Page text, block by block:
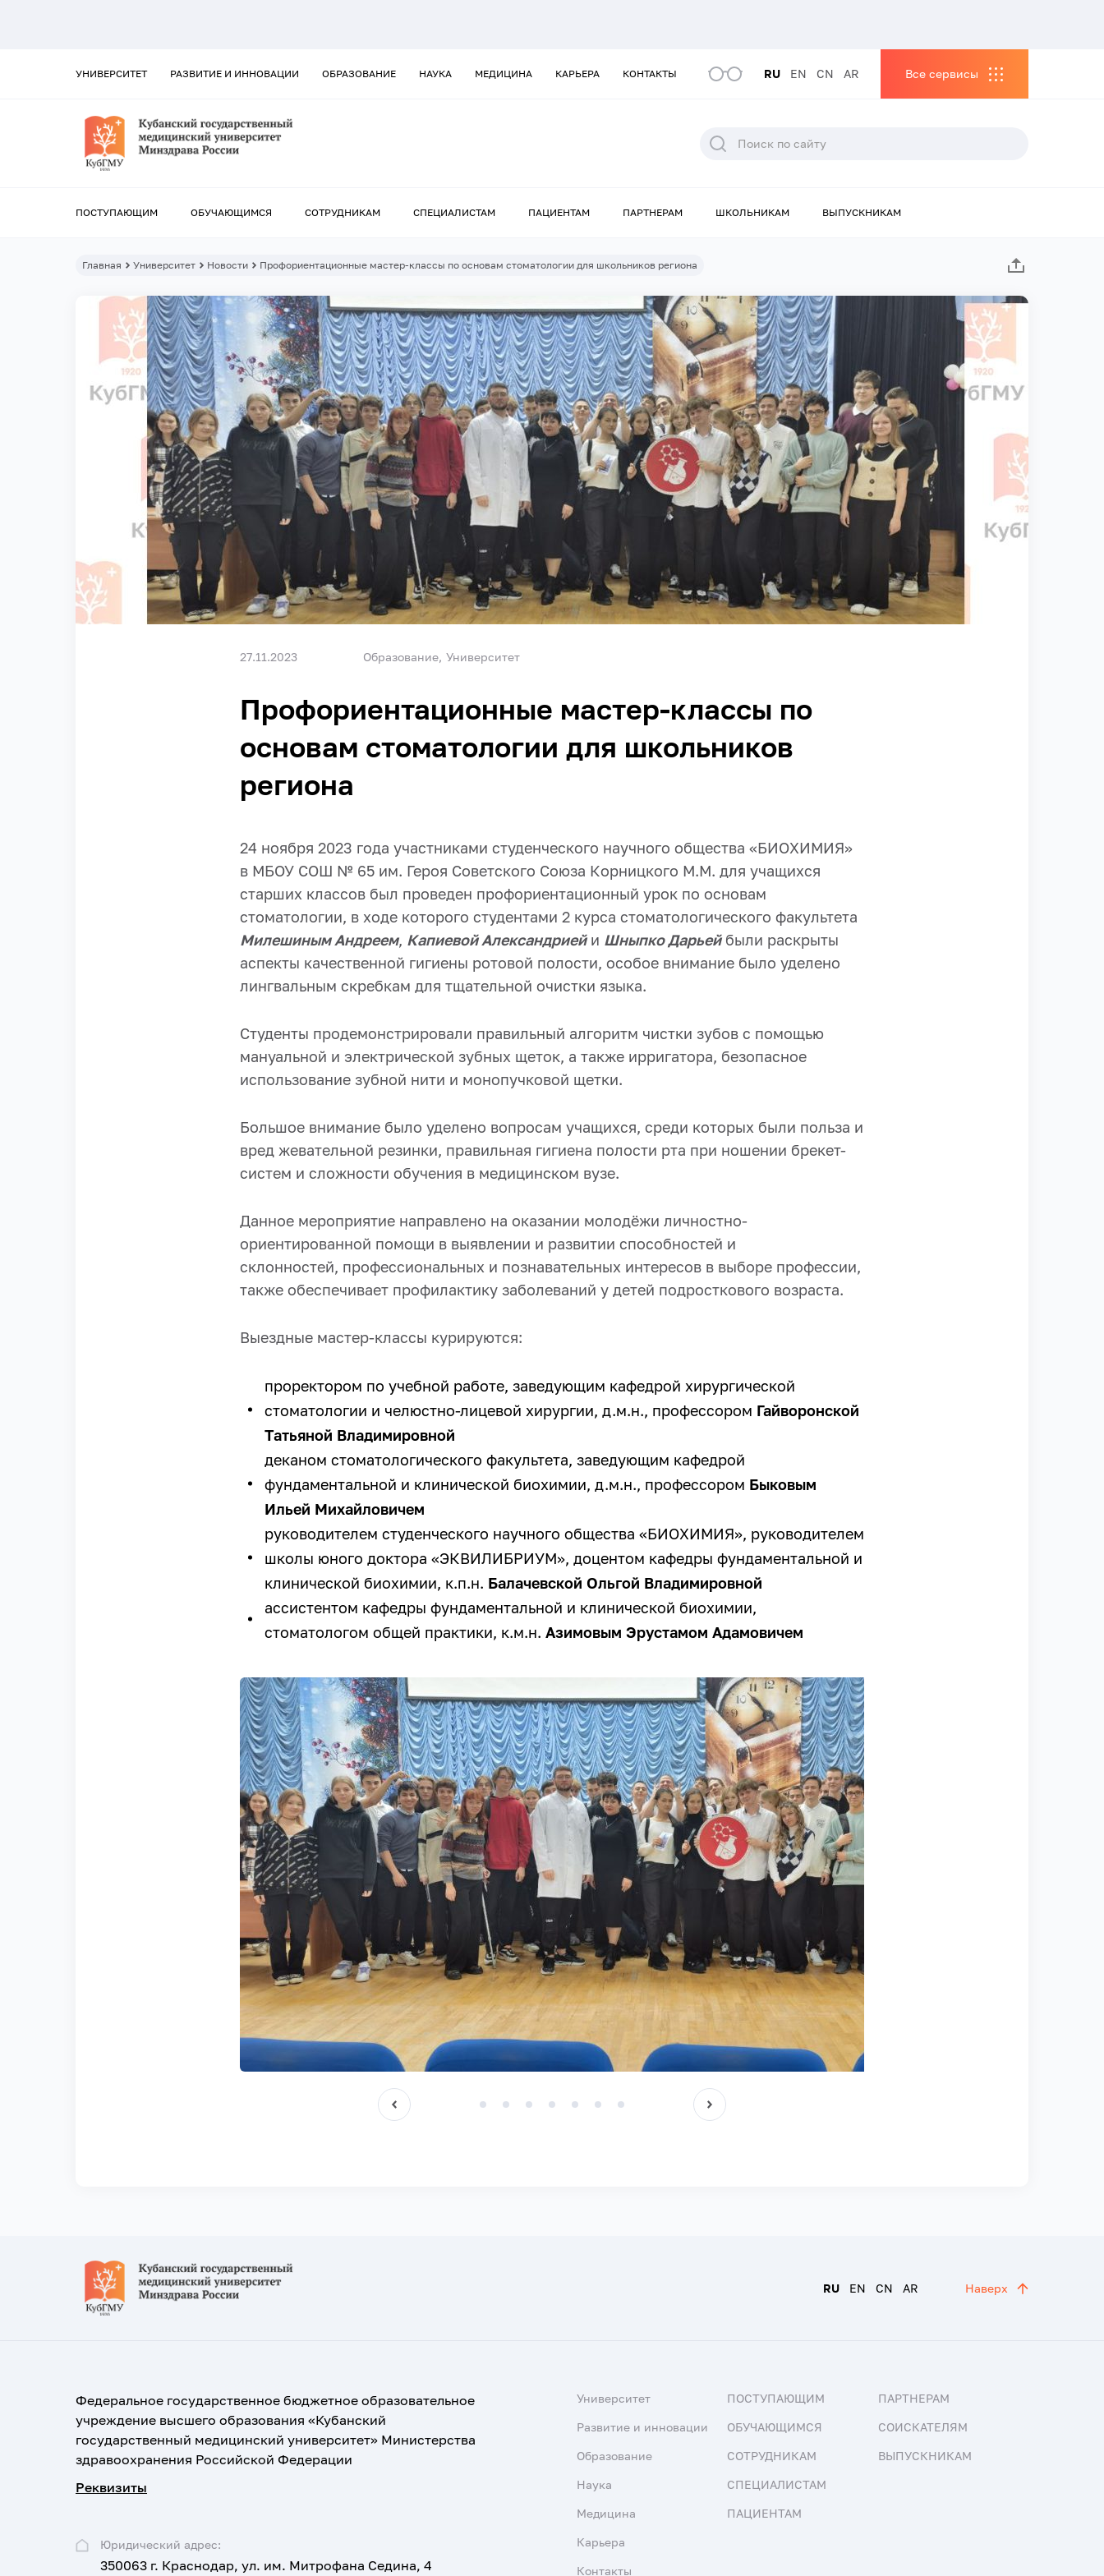
УНИВЕРСИТЕТ РАЗВИТИЕ И ИННОВАЦИИ ОБРАЗОВАНИЕ НАУКА МЕДИЦИНА КАРЬЕРА КОНТАКТЫ RU EN CN AR Все сервисы
ПОСТУПАЮЩИМ ОБУЧАЮЩИМСЯ СОТРУДНИКАМ СПЕЦИАЛИСТАМ ПАЦИЕНТАМ ПАРТНЕРАМ ШКОЛЬНИКАМ ВЫПУСКНИКАМ
Главная Университет Новости Профориентационные мастер-классы по основам стоматологии для школьников региона
27.11.2023 Образование Университет
Профориентационные мастер-классы по
основам стоматологии для школьников
региона
24 ноября 2023 года участниками студенческого научного общества «БИОХИМИЯ»
в МБОУ СОШ № 65 им. Героя Советского Союза Корницкого М.М. для учащихся
старших классов был проведен профориентационный урок по основам
стоматологии, в ходе которого студентами 2 курса стоматологического факультета
Милешиным Андреем, Капиевой Александриейи Шныпко Дарьейбыли раскрыты
аспекты качественной гигиены ротовой полости, особое внимание было уделено
лингвальным скребкам для тщательной очистки языка.
Студенты продемонстрировали правильный алгоритм чистки зубов с помощью
мануальной и электрической зубных щеток, а также ирригатора, безопасное
использование зубной нити и монопучковой щетки.
Большое внимание было уделено вопросам учащихся, среди которых были польза и
вред жевательной резинки, правильная гигиена полости рта при ношении брекет-
систем и сложности обучения в медицинском вузе.
Данное мероприятие направлено на оказании молодёжи личностно-
ориентированной помощи в выявлении и развитии способностей и
склонностей, профессиональных и познавательных интересов в выборе профессии,
также обеспечивает профилактику заболеваний у детей подросткового возраста.
Выездные мастер-классы курируются:
проректором по учебной работе, заведующим кафедрой хирургической
стоматологии и челюстно-лицевой хирургии, д.м.н., профессором Гайворонской
Татьяной Владимировной
деканом стоматологического факультета, заведующим кафедрой
фундаментальной и клинической биохимии, д.м.н., профессором Быковым
Ильей Михайловичем
руководителем студенческого научного общества «БИОХИМИЯ», руководителем
школы юного доктора «ЭКВИЛИБРИУМ», доцентом кафедры фундаментальной и
клинической биохимии, к.п.н. Балачевской Ольгой Владимировной
ассистентом кафедры фундаментальной и клинической биохимии,
стоматологом общей практики, к.м.н. Азимовым Эрустамом Адамовичем
RU EN CN AR Наверх
Федеральное государственное бюджетное образовательное
учреждение высшего образования «Кубанский
государственный медицинский университет» Министерства
здравоохранения Российской Федерации
Реквизиты
Юридический адрес:
350063 г. Краснодар, ул. им. Митрофана Седина, 4
Университет
Развитие и инновации
Образование
Наука
Медицина
Карьера
Контакты
ПОСТУПАЮЩИМ
ОБУЧАЮЩИМСЯ
СОТРУДНИКАМ
СПЕЦИАЛИСТАМ
ПАЦИЕНТАМ
ПАРТНЕРАМ
СОИСКАТЕЛЯМ
ВЫПУСКНИКАМ